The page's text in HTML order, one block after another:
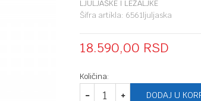
LJULJAŠKE I LEŽALJKE
Šifra artikla: 6561ljuljaska
18.590,00 RSD
Količina:
DODAJ U